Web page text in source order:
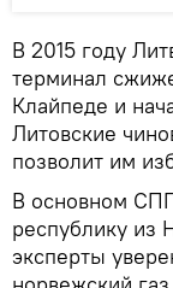
В 2015 году
терминал
Клайпеде и
Литовские
позволит им
В основном
республику
эксперты